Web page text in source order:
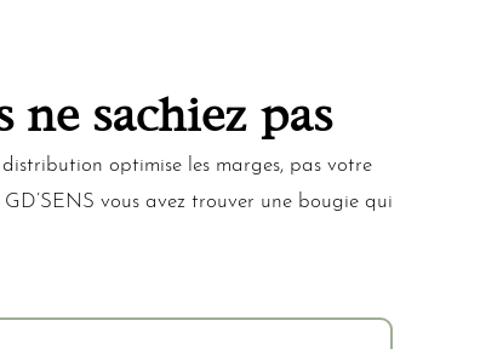
ne sachiez pas
optimise les marges, pas votre
vous avez trouver une bougie qui